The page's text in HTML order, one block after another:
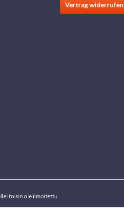
Vertrag widerrufen
toisin ole ilmoitettu